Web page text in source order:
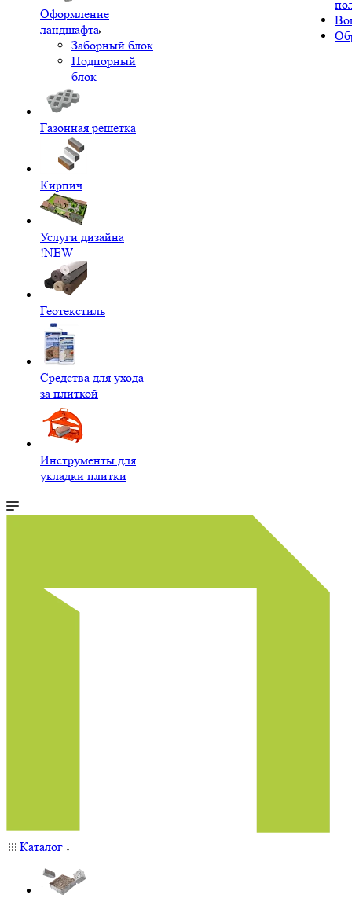
Оформление
ландшафта
Заборный блок
Подпорный
блок
Газонная решетка
Кирпич
Услуги дизайна
!NEW
Геотекстиль
Средства для ухода
за плиткой
Инструменты для
укладки плитки
Каталог